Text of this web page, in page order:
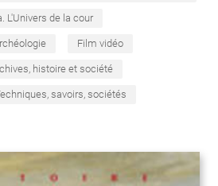
L'Univers de la cour
Film vidéo
histoire et société
savoirs, sociétés